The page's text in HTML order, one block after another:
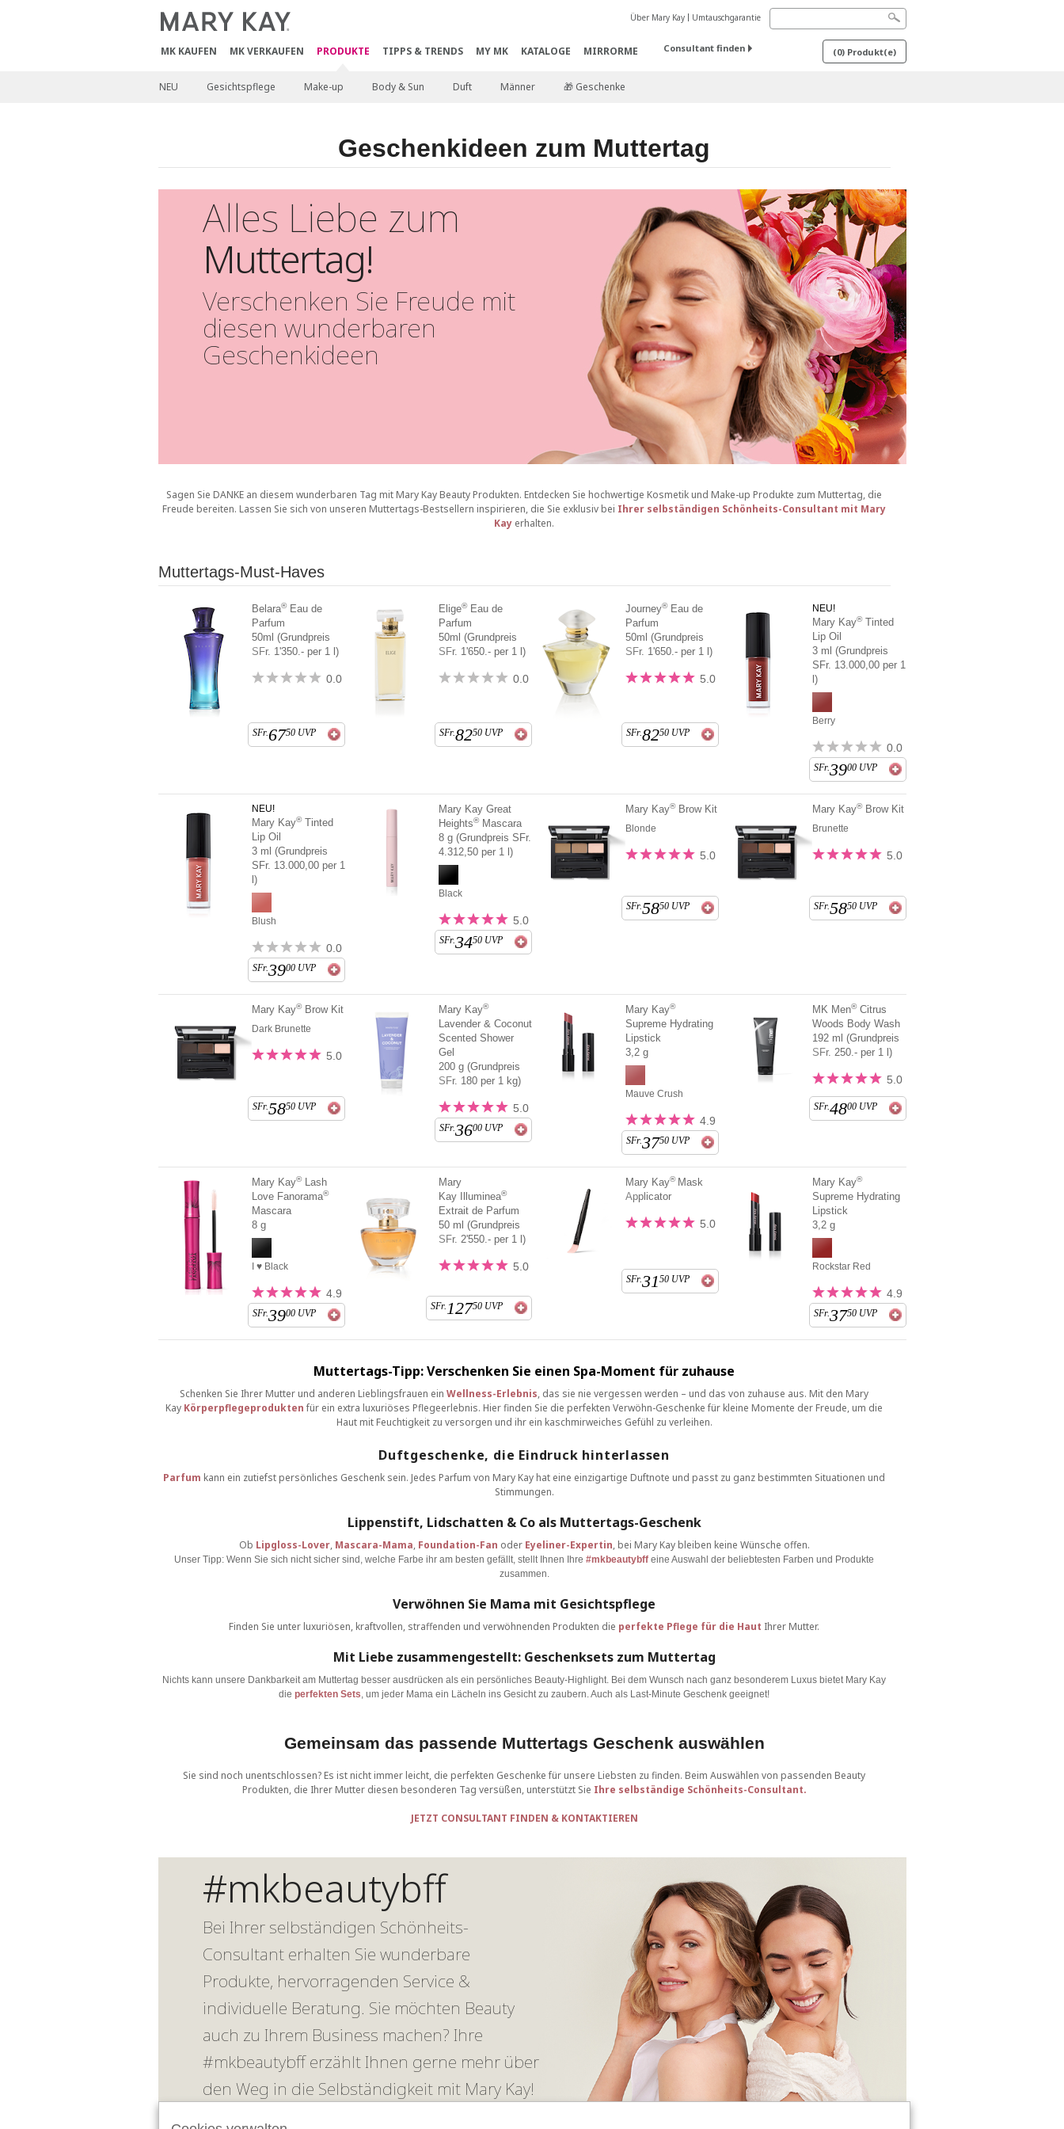
MK KAUFEN MK VERKAUFEN PRODUKTE TIPPS & TRENDS MY MK KATALOGE MIRRORME
Über Mary Kay Umtauschgarantie
Consultant finden (0) Produkt(e)
NEU Gesichtspflege Make-up Body & Sun Duft Männer 🎁 Geschenke
Geschenkideen zum Muttertag
Alles Liebe zum
Muttertag!
Verschenken Sie Freude mit
diesen wunderbaren
Geschenkideen
Sagen Sie DANKE an diesem wunderbaren Tag mit Mary Kay Beauty Produkten. Entdecken Sie hochwertige Kosmetik und Make-up Produkte zum Muttertag, die
Freude bereiten. Lassen Sie sich von unseren Muttertags-Bestsellern inspirieren, die Sie exklusiv bei Ihrer selbständigen Schönheits-Consultant mit Mary
Kay erhalten.
Muttertags-Must-Haves
Belara®Eau de
Parfum
50ml (Grundpreis
SFr. 1'350.- per 1 l)
0.0
SFr.6750 UVP
Elige®Eau de
Parfum
50ml (Grundpreis
SFr. 1'650.- per 1 l)
0.0
SFr.8250 UVP
Journey®Eau de
Parfum
50ml (Grundpreis
SFr. 1'650.- per 1 l)
5.0
SFr.8250 UVP
NEU!
Mary Kay®Tinted
Lip Oil
3 ml (Grundpreis
SFr. 13.000,00 per 1
l)
Berry
0.0
SFr.3900 UVP
NEU!
Mary Kay®Tinted
Lip Oil
3 ml (Grundpreis
SFr. 13.000,00 per 1
l)
Blush
0.0
SFr.3900 UVP
Mary Kay Great
Heights®Mascara
8 g (Grundpreis SFr.
4.312,50 per 1 l)
Black
5.0
SFr.3450 UVP
Mary Kay®Brow Kit
Blonde
5.0
SFr.5850 UVP
Mary Kay®Brow Kit
Brunette
5.0
SFr.5850 UVP
Mary Kay®Brow Kit
Dark Brunette
5.0
SFr.5850 UVP
Mary Kay®
Lavender & Coconut
Scented Shower
Gel
200 g (Grundpreis
SFr. 180 per 1 kg)
5.0
SFr.3600 UVP
Mary Kay®
Supreme Hydrating
Lipstick
3,2 g
Mauve Crush
4.9
SFr.3750 UVP
MK Men®Citrus
Woods Body Wash
192 ml (Grundpreis
SFr. 250.- per 1 l)
5.0
SFr.4800 UVP
Mary Kay®Lash
Love Fanorama®
Mascara
8 g
I ♥ Black
4.9
SFr.3900 UVP
Mary
Kay Illuminea®
Extrait de Parfum
50 ml (Grundpreis
SFr. 2'550.- per 1 l)
5.0
SFr.12750 UVP
Mary Kay® Mask
Applicator
5.0
SFr.3150 UVP
Mary Kay®
Supreme Hydrating
Lipstick
3,2 g
Rockstar Red
4.9
SFr.3750 UVP
Muttertags-Tipp: Verschenken Sie einen Spa-Moment für zuhause
Schenken Sie Ihrer Mutter und anderen Lieblingsfrauen ein Wellness-Erlebnis, das sie nie vergessen werden – und das von zuhause aus. Mit den Mary
Kay Körperpflegeproduktenfür ein extra luxuriöses Pflegeerlebnis. Hier finden Sie die perfekten Verwöhn-Geschenke für kleine Momente der Freude, um die
Haut mit Feuchtigkeit zu versorgen und ihr ein kaschmirweiches Gefühl zu verleihen.
Duftgeschenke, die Eindruck hinterlassen
Parfum kann ein zutiefst persönliches Geschenk sein. Jedes Parfum von Mary Kay hat eine einzigartige Duftnote und passt zu ganz bestimmten Situationen und
Stimmungen.
Lippenstift, Lidschatten & Co als Muttertags-Geschenk
Ob Lipgloss-Lover, Mascara-Mama, Foundation-Fan oder Eyeliner-Expertin, bei Mary Kay bleiben keine Wünsche offen.
Unser Tipp: Wenn Sie sich nicht sicher sind, welche Farbe ihr am besten gefällt, stellt Ihnen Ihre #mkbeautybff eine Auswahl der beliebtesten Farben und Produkte
zusammen.
Verwöhnen Sie Mama mit Gesichtspflege
Finden Sie unter luxuriösen, kraftvollen, straffenden und verwöhnenden Produkten die perfekte Pflege für die Haut Ihrer Mutter.
Mit Liebe zusammengestellt: Geschenksets zum Muttertag
Nichts kann unsere Dankbarkeit am Muttertag besser ausdrücken als ein persönliches Beauty-Highlight. Bei dem Wunsch nach ganz besonderem Luxus bietet Mary Kay
die perfekten Sets, um jeder Mama ein Lächeln ins Gesicht zu zaubern. Auch als Last-Minute Geschenk geeignet!
Gemeinsam das passende Muttertags Geschenk auswählen
Sie sind noch unentschlossen? Es ist nicht immer leicht, die perfekten Geschenke für unsere Liebsten zu finden. Beim Auswählen von passenden Beauty
Produkten, die Ihrer Mutter diesen besonderen Tag versüßen, unterstützt Sie Ihre selbständige Schönheits-Consultant.
JETZT CONSULTANT FINDEN & KONTAKTIEREN
#mkbeautybff
Bei Ihrer selbständigen Schönheits-
Consultant erhalten Sie wunderbare
Produkte, hervorragenden Service &
individuelle Beratung. Sie möchten Beauty
auch zu Ihrem Business machen? Ihre
#mkbeautybff erzählt Ihnen gerne mehr über
den Weg in die Selbständigkeit mit Mary Kay!
CONSULTANT KONTAKTIEREN